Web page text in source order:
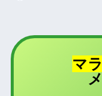
マ